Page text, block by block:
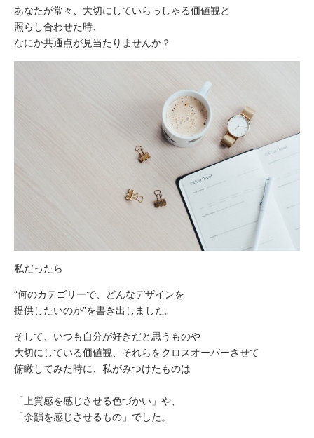
あなたが常々、大切にしていらっしゃる価値観と
照らし合わせた時、
なにか共通点が見当たりませんか？
私だったら
“何のカテゴリーで、どんなデザインを
提供したいのか”を書き出しました。
そして、いつも自分が好きだと思うものや
大切にしている価値観、それらをクロスオーバーさせて
俯瞰してみた時に、私がみつけたものは
「上質感を感じさせる色づかい」や、
「余韻を感じさせるもの」でした。